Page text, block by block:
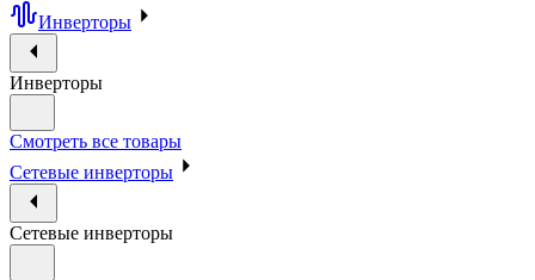
Инверторы
Инверторы
Смотреть все товары
Сетевые инверторы
Сетевые инверторы